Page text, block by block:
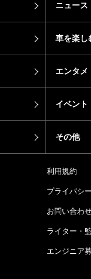
ニュース
車を楽し
エンタメ
イベント
その他
利用規約
プライバシ
お問い合わ
ライター・
エンジニア